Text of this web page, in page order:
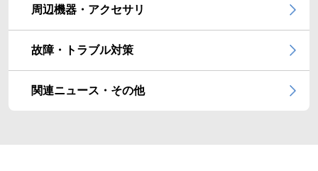
周辺機器・アクセサリ
故障・トラブル対策
関連ニュース・その他